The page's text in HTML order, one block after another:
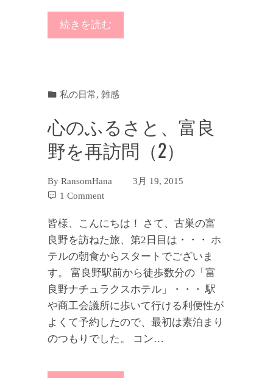
続きを読む
私の日常,雑感
心のふるさと、富良
野を再訪問（2）
ByRansomHana
3月 19, 2015
1 Comment
皆様、こんにちは！ さて、古巣の富
良野を訪ねた旅、第2日目は・・・ ホ
テルの朝食からスタートでございま
す。 富良野駅前から徒歩数分の「富
良野ナチュラクスホテル」・・・ 駅
や商工会議所に歩いて行ける利便性が
よくて予約したので、最初は素泊まり
のつもりでした。 コン…